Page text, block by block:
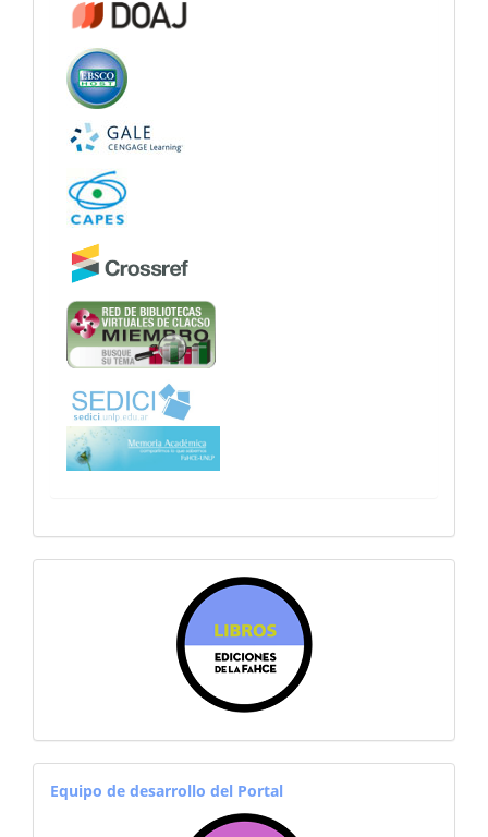
equiporevistas
Equipo de desarrollo del Portal